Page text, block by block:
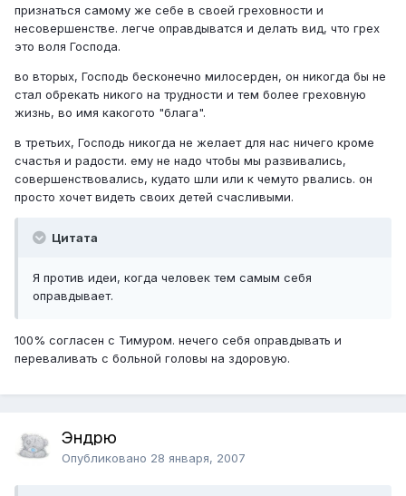
признаться самому же себе в своей греховности и
несовершенстве. легче оправдыватся и делать вид, что грех
это воля Господа.
во вторых, Господь бесконечно милосерден, он никогда бы не
стал обрекать никого на трудности и тем более греховную
жизнь, во имя какогото "блага".
в третьих, Господь никогда не желает для нас ничего кроме
счастья и радости. ему не надо чтобы мы развивались,
совершенствовались, кудато шли или к чемуто рвались. он
просто хочет видеть своих детей счасливыми.
Цитата
Я против идеи, когда человек тем самым себя
оправдывает.
100% согласен с Тимуром. нечего себя оправдывать и
переваливать с больной головы на здоровую.
Эндрю
Опубликовано 28 января, 2007